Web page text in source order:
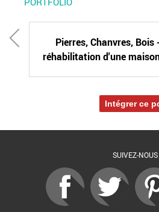
Pierres, Chanvres, Bois
réhabilitation d'une
Intégrer ce
SUIVEZ-NOUS